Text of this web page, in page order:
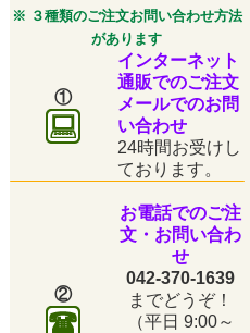
※ ３種類のご注文お問い合わせ方法
があります
①
インターネット
通販でのご注文
メールでのお問
い合わせ
24時間お受けし
ております。
②
お電話でのご注
文・お問い合わ
せ
042-370-1639
までどうぞ！
（平日 9:00～